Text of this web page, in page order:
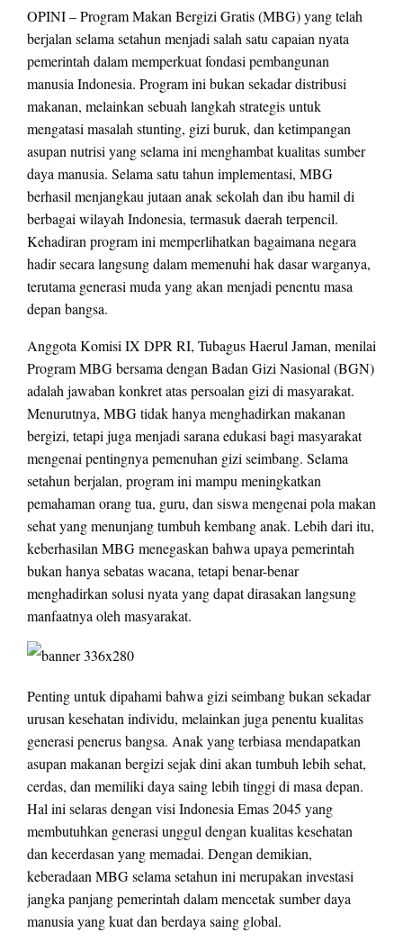
OPINI – Program Makan Bergizi Gratis (MBG) yang telah
berjalan selama setahun menjadi salah satu capaian nyata
pemerintah dalam memperkuat fondasi pembangunan
manusia Indonesia. Program ini bukan sekadar distribusi
makanan, melainkan sebuah langkah strategis untuk
mengatasi masalah stunting, gizi buruk, dan ketimpangan
asupan nutrisi yang selama ini menghambat kualitas sumber
daya manusia. Selama satu tahun implementasi, MBG
berhasil menjangkau jutaan anak sekolah dan ibu hamil di
berbagai wilayah Indonesia, termasuk daerah terpencil.
Kehadiran program ini memperlihatkan bagaimana negara
hadir secara langsung dalam memenuhi hak dasar warganya,
terutama generasi muda yang akan menjadi penentu masa
depan bangsa.
Anggota Komisi IX DPR RI, Tubagus Haerul Jaman, menilai
Program MBG bersama dengan Badan Gizi Nasional (BGN)
adalah jawaban konkret atas persoalan gizi di masyarakat.
Menurutnya, MBG tidak hanya menghadirkan makanan
bergizi, tetapi juga menjadi sarana edukasi bagi masyarakat
mengenai pentingnya pemenuhan gizi seimbang. Selama
setahun berjalan, program ini mampu meningkatkan
pemahaman orang tua, guru, dan siswa mengenai pola makan
sehat yang menunjang tumbuh kembang anak. Lebih dari itu,
keberhasilan MBG menegaskan bahwa upaya pemerintah
bukan hanya sebatas wacana, tetapi benar-benar
menghadirkan solusi nyata yang dapat dirasakan langsung
manfaatnya oleh masyarakat.
Penting untuk dipahami bahwa gizi seimbang bukan sekadar
urusan kesehatan individu, melainkan juga penentu kualitas
generasi penerus bangsa. Anak yang terbiasa mendapatkan
asupan makanan bergizi sejak dini akan tumbuh lebih sehat,
cerdas, dan memiliki daya saing lebih tinggi di masa depan.
Hal ini selaras dengan visi Indonesia Emas 2045 yang
membutuhkan generasi unggul dengan kualitas kesehatan
dan kecerdasan yang memadai. Dengan demikian,
keberadaan MBG selama setahun ini merupakan investasi
jangka panjang pemerintah dalam mencetak sumber daya
manusia yang kuat dan berdaya saing global.